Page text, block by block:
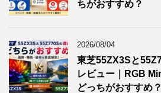
ちがおすすめ？
2026/08/04
東芝55ZX3Sと
レビュー｜RGB
どっちがおすすめ？